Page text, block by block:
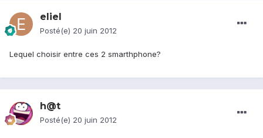
eliel
Posté(e) 20 juin 2012
Lequel choisir entre ces 2 smarthphone?
h@t
Posté(e) 20 juin 2012